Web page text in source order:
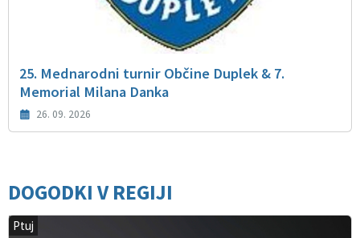
25. Mednarodni turnir Občine Duplek & 7.
Memorial Milana Danka
26. 09. 2026
DOGODKI V REGIJI
Ptuj